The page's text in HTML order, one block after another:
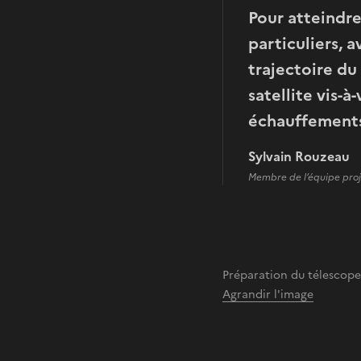
Pour
particuliers,
trajectoire du
satellite vis-
Sylvain Rouzeau
Membre de l’équipe
Préparation du
Agrandir l'image